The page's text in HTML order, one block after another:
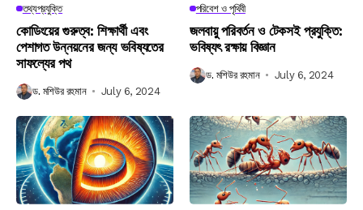
তথ্যপ্রযুক্তি
কোডিংয়ের গুরুত্ব: শিক্ষার্থী এবং
পেশাগত উন্নয়নের জন্য ভবিষ্যতের
সাফল্যের পথ
ড. মশিউর রহমান July 6, 2024
পরিবেশ ও পৃথিবী
জলবায়ু পরিবর্তন ও টেকসই প্রযুক্তি:
ভবিষ্যৎ রক্ষায় বিজ্ঞান
ড. মশিউর রহমান July 6, 2024